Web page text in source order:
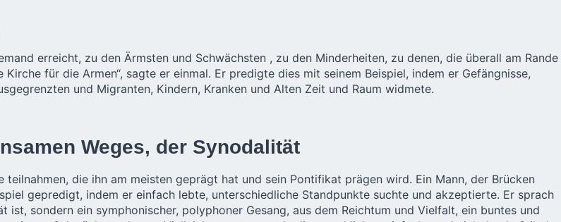
erreicht, zu den Ärmsten und Schwächsten , zu den Minderheiten, zu denen, die überall am Rande
für die Armen“, sagte er einmal. Er predigte dies mit seinem Beispiel, indem er Gefängnisse,
und Migranten, Kindern, Kranken und Alten Zeit und Raum widmete.
Weges, der Synodalität
die ihn am meisten geprägt hat und sein Pontifikat prägen wird. Ein Mann, der Brücken
gepredigt, indem er einfach lebte, unterschiedliche Standpunkte suchte und akzeptierte. Er sprach
sondern ein symphonischer, polyphoner Gesang, aus dem Reichtum und Vielfalt, ein buntes und